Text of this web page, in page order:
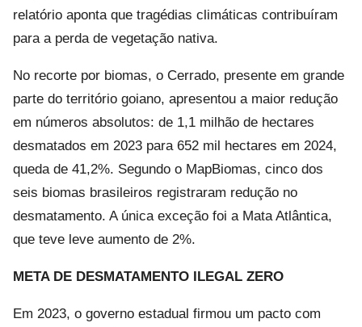
relatório aponta que tragédias climáticas contribuíram
para a perda de vegetação nativa.
No recorte por biomas, o Cerrado, presente em grande
parte do território goiano, apresentou a maior redução
em números absolutos: de 1,1 milhão de hectares
desmatados em 2023 para 652 mil hectares em 2024,
queda de 41,2%. Segundo o MapBiomas, cinco dos
seis biomas brasileiros registraram redução no
desmatamento. A única exceção foi a Mata Atlântica,
que teve leve aumento de 2%.
META DE DESMATAMENTO ILEGAL ZERO
Em 2023, o governo estadual firmou um pacto com